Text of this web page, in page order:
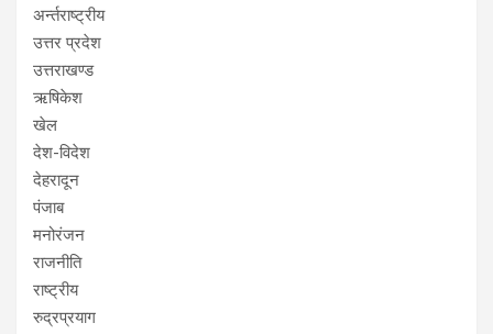
अर्न्तराष्ट्रीय
उत्तर प्रदेश
उत्तराखण्ड
ऋषिकेश
खेल
देश-विदेश
देहरादून
पंजाब
मनोरंजन
राजनीति
राष्ट्रीय
रुद्रप्रयाग